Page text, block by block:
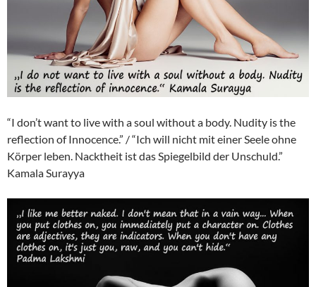
“I don’t want to live with a soul without a body. Nudity is the
reflection of Innocence.” / “Ich will nicht mit einer Seele ohne
Körper leben. Nacktheit ist das Spiegelbild der Unschuld.”
Kamala Surayya